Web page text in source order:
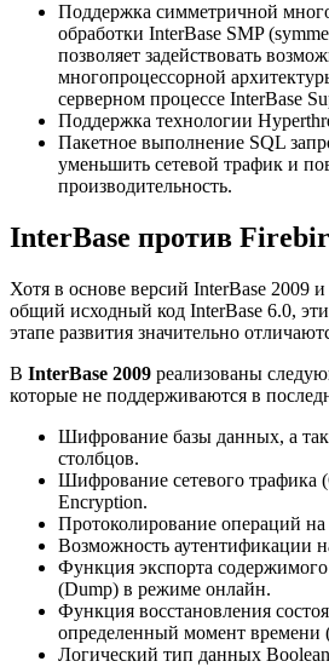
Поддержка симметричной
обработки InterBase SMP
позволяет задействовать
многопроцессорной
серверном процессе InterBase
Поддержка технологии
Пакетное выполнение SQL
уменьшить сетевой трафик и
производительность.
InterBase против
Хотя в основе версий InterBase 2009
общий исходный код InterBase 6.0,
этапе развития значительно
В InterBase 2009 реализованы
которые не поддерживаются в
Шифрование базы данных, а
столбцов.
Шифрование сетевого трафика
Encryption.
Протоколирование операций на
Возможность аутентификации
Функция экспорта
(Dump) в режиме онлайн.
Функция восстановления
определенный момент времени
Логический тип данных